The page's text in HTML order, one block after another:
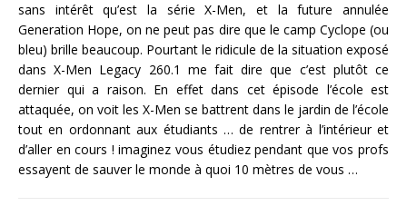
sans intérêt qu’est la série X-Men, et la future annulée
Generation Hope, on ne peut pas dire que le camp Cyclope (ou
bleu) brille beaucoup. Pourtant le ridicule de la situation exposé
dans X-Men Legacy 260.1 me fait dire que c’est plutôt ce
dernier qui a raison. En effet dans cet épisode l’école est
attaquée, on voit les X-Men se battrent dans le jardin de l’école
tout en ordonnant aux étudiants … de rentrer à l’intérieur et
d’aller en cours ! imaginez vous étudiez pendant que vos profs
essayent de sauver le monde à quoi 10 mètres de vous …